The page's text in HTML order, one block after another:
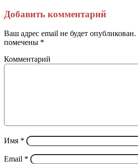
Добавить комментарий
Ваш адрес email не будет опубликован.
помечены *
Комментарий
Имя *
Email *